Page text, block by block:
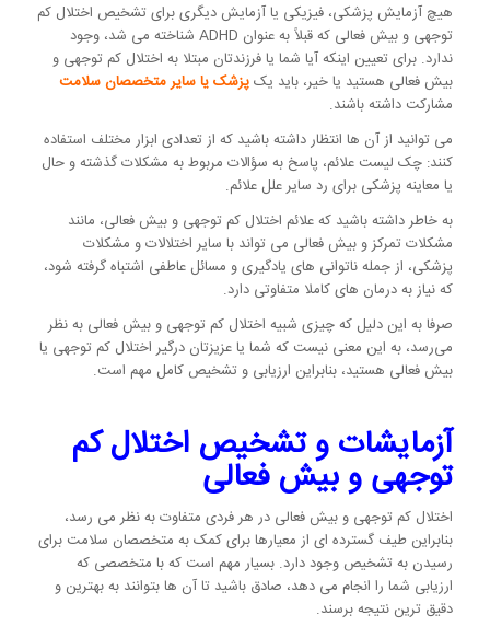
هیچ آزمایش پزشکی، فیزیکی یا آزمایش دیگری برای تشخیص اختلال کم
توجهی و بیش فعالی که قبلاً به عنوان ADHD شناخته می شد، وجود
ندارد. برای تعیین اینکه آیا شما یا فرزندتان مبتلا به اختلال کم توجهی و
بیش فعالی هستید یا خیر، باید یکپزشک یا سایر متخصصان سلامت
مشارکت داشته باشند.
می توانید از آن ها انتظار داشته باشید که از تعدادی ابزار مختلف استفاده
کنند: چک لیست علائم، پاسخ به سؤالات مربوط به مشکلات گذشته و حال
یا معاینه پزشکی برای رد سایر علل علائم.
به خاطر داشته باشید که علائم اختلال کم توجهی و بیش فعالی، مانند
مشکلات تمرکز و بیش فعالی می تواند با سایر اختلالات و مشکلات
پزشکی، از جمله ناتوانی های یادگیری و مسائل عاطفی اشتباه گرفته شود،
که نیاز به درمان های کاملا متفاوتی دارد.
صرفا به این دلیل که چیزی شبیه اختلال کم توجهی و بیش فعالی به نظر
می‌رسد، به این معنی نیست که شما یا عزیزتان درگیر اختلال کم توجهی یا
بیش فعالی هستید، بنابراین ارزیابی و تشخیص کامل مهم است.
آزمایشات و تشخیص اختلال کم
توجهی و بیش فعالی
اختلال کم توجهی و بیش فعالی در هر فردی متفاوت به نظر می رسد،
بنابراین طیف گسترده ای از معیارها برای کمک به متخصصان سلامت برای
رسیدن به تشخیص وجود دارد. بسیار مهم است که با متخصصی که
ارزیابی شما را انجام می دهد، صادق باشید تا آن ها بتوانند به بهترین و
دقیق ترین نتیجه برسند.